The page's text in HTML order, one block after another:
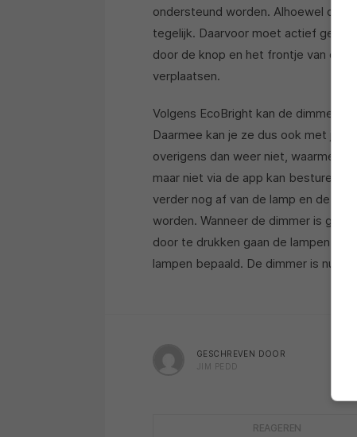
ondersteund worden. Alhoewel de
tegelijk. Daarvoor moet actief
door de knop en het frontje van de
verplaatsen.
Volgens EcoBright kan de dimmer
Daarmee kan je ze dus ook met je
overigens dan weer niet, waarmee
maar niet via de app kan besturen.
verder nog af van de lamp en de
worden. Wanneer de dimmer is
door te drukken gaan de lampen
lampen bepaald. De dimmer is nu te
GESCHREVEN DOOR
JIM PEDD
REAGEREN